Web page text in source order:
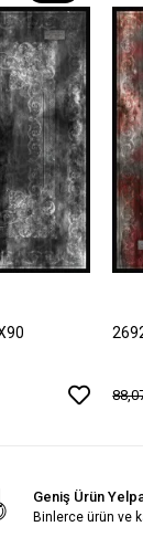
Geniş Ürün
Binlerce ürün ve